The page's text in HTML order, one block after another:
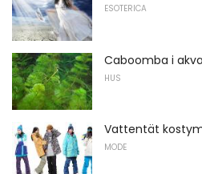
ESOTERICA
Caboomba i
HUS
Vattentät
MODE